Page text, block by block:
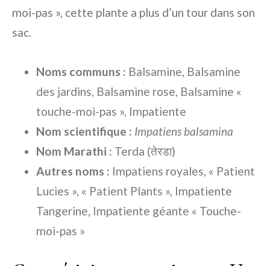
moi-pas », cette plante a plus d’un tour dans son
sac.
Noms communs : Balsamine, Balsamine
des jardins, Balsamine rose, Balsamine «
touche-moi-pas », Impatiente
Nom scientifique : Impatiens balsamina
Nom Marathi : Terda (तेरडा)
Autres noms : Impatiens royales, « Patient
Lucies », « Patient Plants », Impatiente
Tangerine, Impatiente géante « Touche-
moi-pas »